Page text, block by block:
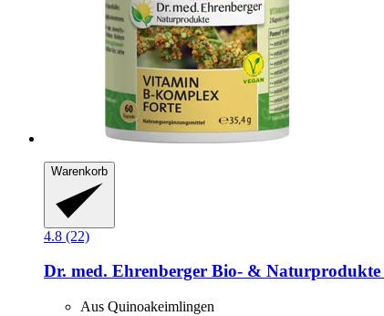
Warenkorb
4.8 (22)
Dr. med. Ehrenberger Bio- & Naturprodukte
Aus Quinoakeimlingen